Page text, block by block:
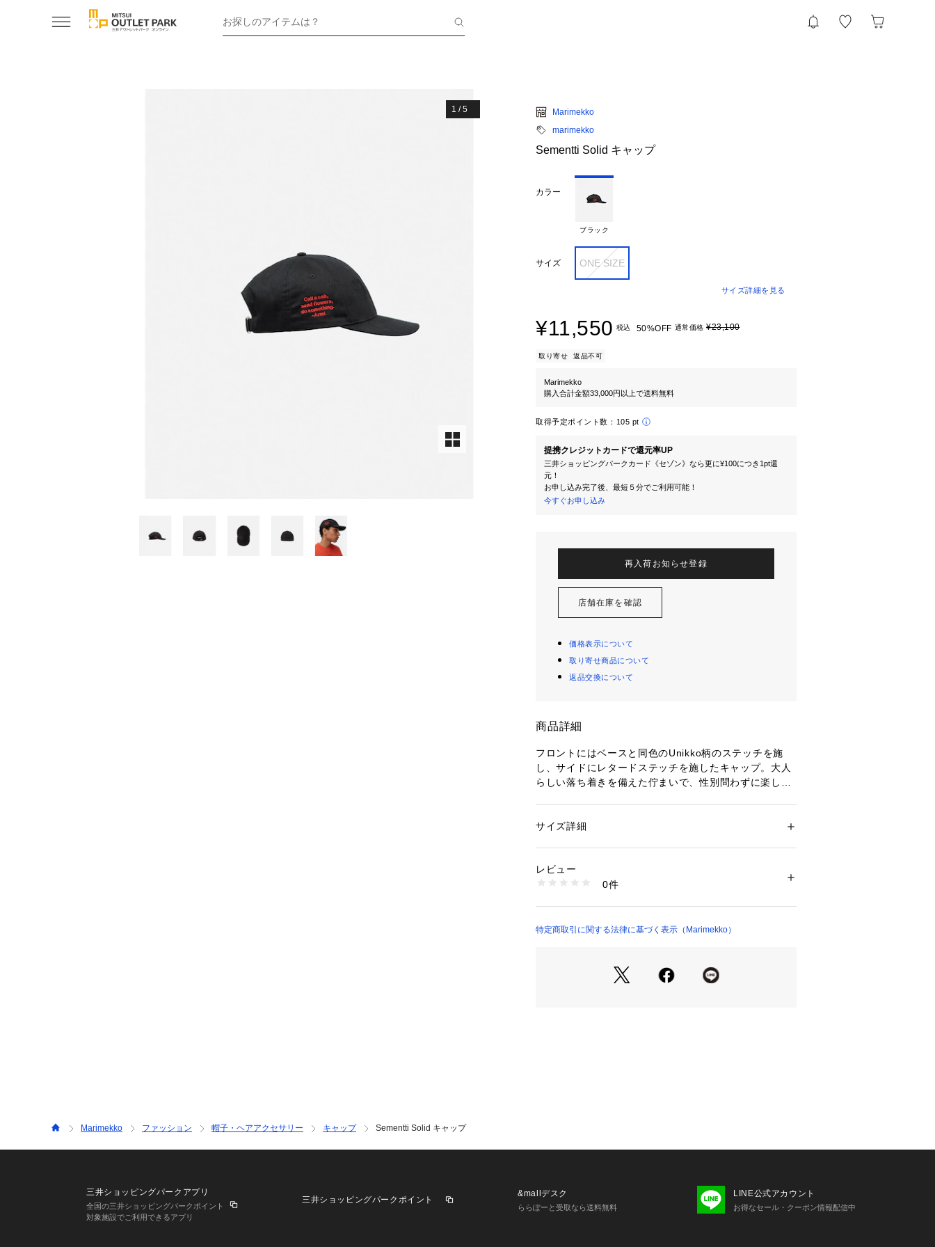
お探しのアイテムは？
1 /5
Marimekko
marimekko
Sementti Solid キャップ
カラー
ブラック
サイズ ONE SIZE
サイズ詳細を見る
¥11,550 税込 50%OFF 通常価格 ¥23,100
取り寄せ 返品不可
Marimekko
購入合計金額33,000円以上で送料無料
取得予定ポイント数： 105 pt
提携クレジットカードで還元率UP
三井ショッピングパークカード《セゾン》なら更に¥100につき1pt還
元！
お申し込み完了後、最短５分でご利用可能！
今すぐお申し込み
再入荷お知らせ登録
店舗在庫を確認
価格表示について
取り寄せ商品について
返品交換について
商品詳細
フロントにはベースと同色のUnikko柄のステッチを施
し、サイドにレタードステッチを施したキャップ。大人
らしい落ち着きを備えた佇まいで、性別問わずに楽しめ
もポイント。カーブドバイザーを採用し、顔まわりをす
テキスタイル：Unikko(ウニッコ)/花
性別：レディース
1100200000119
サイズ詳細
レビュー
0件
特定商取引に関する法律に基づく表示（Marimekko）
Marimekko ファッション 帽子・ヘアアクセサリー キャップ Sementti Solid キャップ
三井ショッピングパークアプリ
全国の三井ショッピングパークポイント
対象施設でご利用できるアプリ
三井ショッピングパークポイント
&mallデスク
ららぽーと受取なら送料無料
LINE公式アカウント
お得なセール・クーポン情報配信中